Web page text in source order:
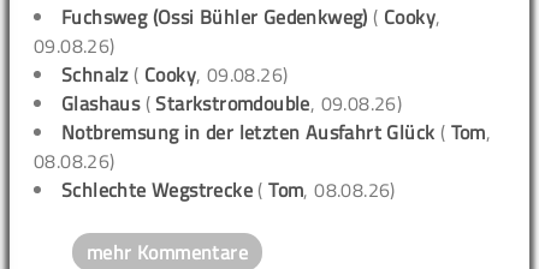
Fuchsweg (Ossi Bühler Gedenkweg) ( Cooky,
09.08.26)
Schnalz( Cooky, 09.08.26)
Glashaus(Starkstromdouble, 09.08.26)
Notbremsung in der letzten Ausfahrt Glück ( Tom,
08.08.26)
Schlechte Wegstrecke (Tom, 08.08.26)
mehr Kommentare